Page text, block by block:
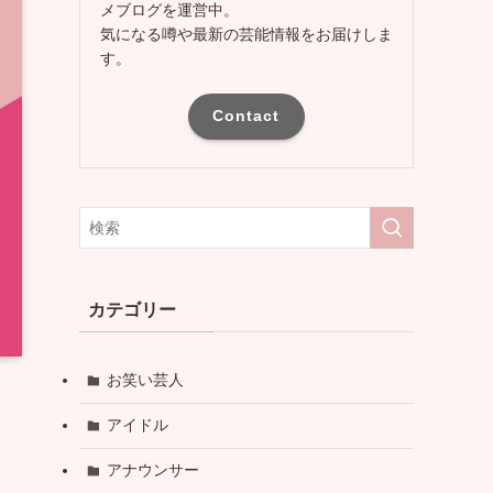
メブログを運営中。
気になる噂や最新の芸能情報をお届けしま
す。
Contact
カテゴリー
お笑い芸人
アイドル
アナウンサー